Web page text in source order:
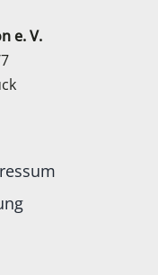
e. V.